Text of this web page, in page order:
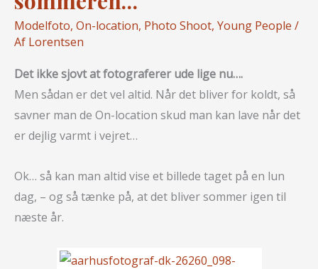
Modelfoto, On-location, Photo Shoot, Young People /
Af Lorentsen
Det ikke sjovt at fotograferer ude lige nu….
Men sådan er det vel altid. Når det bliver for koldt, så
savner man de On-location skud man kan lave når det
er dejlig varmt i vejret…
Ok… så kan man altid vise et billede taget på en lun
dag, – og så tænke på, at det bliver sommer igen til
næste år.